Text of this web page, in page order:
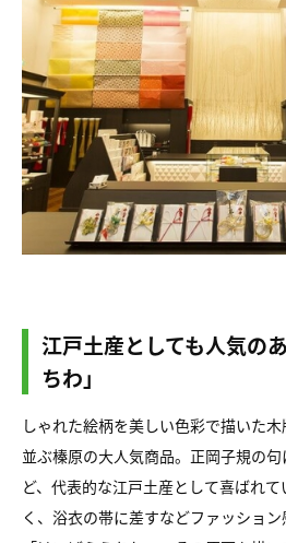
江戸土産としても人気の
ちわ」
しゃれた絵柄を美しい色彩で描いた
並ぶ榛原の大人気商品。正岡子規の
ど、代表的な江戸土産として喜ばれ
く、浴衣の帯に差すなどファッショ